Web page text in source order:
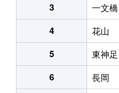
3
一文橋
4
花山
5
東神足
6
長岡